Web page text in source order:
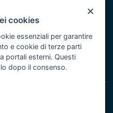
del POR Puglia 2014/2020 -
×
cookies
essenziali per garantire
e cookie di terze parti
portali esterni. Questi
dopo il consenso.